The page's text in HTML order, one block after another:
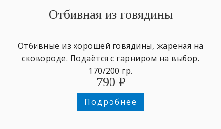
Отбивная из говядины
Отбивные из хорошей говядины, жареная на
сковороде. Подаётся с гарниром на выбор.
170/200 гр.
790 ₽
Подробнее